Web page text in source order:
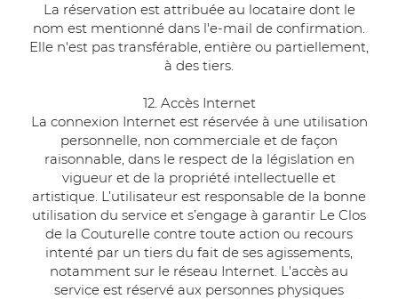
La réservation est attribuée au locataire dont le
nom est mentionné dans l'e-mail de confirmation.
Elle n'est pas transférable, entière ou partiellement,
à des tiers.
12. Accès Internet
La connexion Internet est réservée à une utilisation
personnelle, non commerciale et de façon
raisonnable, dans le respect de la législation en
vigueur et de la propriété intellectuelle et
artistique. L’utilisateur est responsable de la bonne
utilisation du service et s’engage à garantir Le Clos
de la Couturelle contre toute action ou recours
intenté par un tiers du fait de ses agissements,
notamment sur le réseau Internet. L'accès au
service est réservé aux personnes physiques